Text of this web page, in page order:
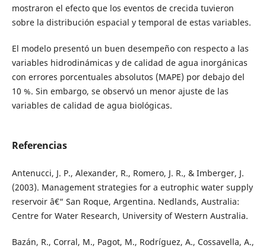
mostraron el efecto que los eventos de crecida tuvieron
sobre la distribución espacial y temporal de estas variables.
El modelo presentó un buen desempeño con respecto a las
variables hidrodinámicas y de calidad de agua inorgánicas
con errores porcentuales absolutos (MAPE) por debajo del
10 %. Sin embargo, se observó un menor ajuste de las
variables de calidad de agua biológicas.
Referencias
Antenucci, J. P., Alexander, R., Romero, J. R., & Imberger, J.
(2003). Management strategies for a eutrophic water supply
reservoir â€“ San Roque, Argentina. Nedlands, Australia:
Centre for Water Research, University of Western Australia.
Bazán, R., Corral, M., Pagot, M., Rodríguez, A., Cossavella, A.,